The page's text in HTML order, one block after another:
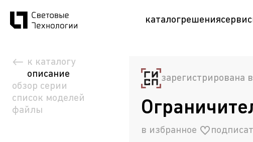
каталогрешения
к каталогу
описание
обзор серии
список моделей
файлы
зарегистрирована
в избранное